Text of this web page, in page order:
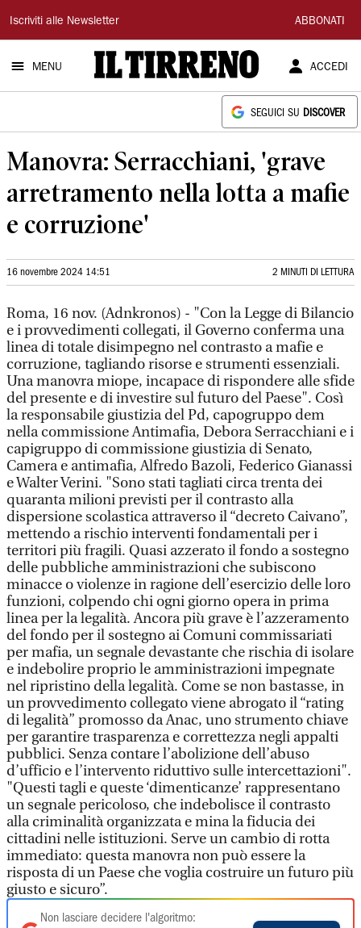
Il
Tirreno
Iscriviti alle Newsletter ABBONATI
MENU ACCEDI
SEGUICI SU DISCOVER
Manovra: Serracchiani, 'grave
arretramento nella lotta a mafie
e corruzione'
16 novembre 2024 14:51 2 MINUTI DI LETTURA
Roma, 16 nov. (Adnkronos) - "Con la Legge di Bilancio
e i provvedimenti collegati, il Governo conferma una
linea di totale disimpegno nel contrasto a mafie e
corruzione, tagliando risorse e strumenti essenziali.
Una manovra miope, incapace di rispondere alle sfide
del presente e di investire sul futuro del Paese". Così
la responsabile giustizia del Pd, capogruppo dem
nella commissione Antimafia, Debora Serracchiani e i
capigruppo di commissione giustizia di Senato,
Camera e antimafia, Alfredo Bazoli, Federico Gianassi
e Walter Verini. "Sono stati tagliati circa trenta dei
quaranta milioni previsti per il contrasto alla
dispersione scolastica attraverso il “decreto Caivano”,
mettendo a rischio interventi fondamentali per i
territori più fragili. Quasi azzerato il fondo a sostegno
delle pubbliche amministrazioni che subiscono
minacce o violenze in ragione dell’esercizio delle loro
funzioni, colpendo chi ogni giorno opera in prima
linea per la legalità. Ancora più grave è l’azzeramento
del fondo per il sostegno ai Comuni commissariati
per mafia, un segnale devastante che rischia di isolare
e indebolire proprio le amministrazioni impegnate
nel ripristino della legalità. Come se non bastasse, in
un provvedimento collegato viene abrogato il “rating
di legalità” promosso da Anac, uno strumento chiave
per garantire trasparenza e correttezza negli appalti
pubblici. Senza contare l’abolizione dell’abuso
d’ufficio e l’intervento riduttivo sulle intercettazioni".
"Questi tagli e queste ‘dimenticanze’ rappresentano
un segnale pericoloso, che indebolisce il contrasto
alla criminalità organizzata e mina la fiducia dei
cittadini nelle istituzioni. Serve un cambio di rotta
immediato: questa manovra non può essere la
risposta di un Paese che voglia costruire un futuro più
giusto e sicuro”.
Non lasciare decidere l'algoritmo: